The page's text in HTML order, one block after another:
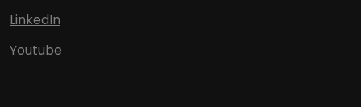
LinkedIn
Youtube